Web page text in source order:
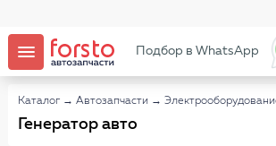
Подбор в WhatsApp
Каталог → Автозапчасти →
Генератор авто